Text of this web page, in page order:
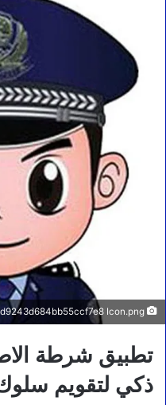
تطبيق شرطة
ذكي لتقويم